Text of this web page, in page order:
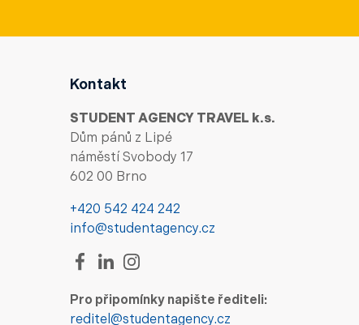
Kontakt
STUDENT AGENCY TRAVEL k.s.
Dům pánů z Lipé
náměstí Svobody 17
602 00 Brno
+420 542 424 242
info@studentagency.cz
Pro připomínky napište řediteli:
reditel@studentagency.cz